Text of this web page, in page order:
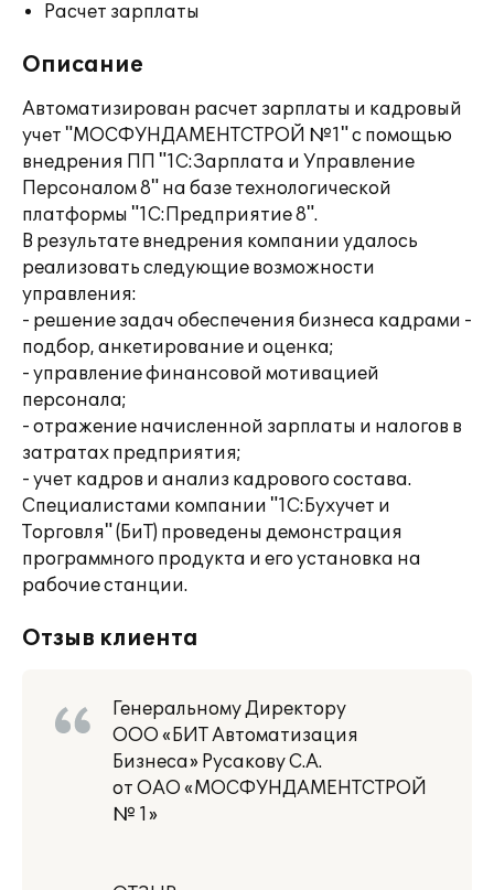
Расчет зарплаты
Описание
Автоматизирован расчет зарплаты и кадровый
учет "МОСФУНДАМЕНТСТРОЙ №1" с помощью
внедрения ПП "1С:Зарплата и Управление
Персоналом 8" на базе технологической
платформы "1С:Предприятие 8".
В результате внедрения компании удалось
реализовать следующие возможности
управления:
- решение задач обеспечения бизнеса кадрами -
подбор, анкетирование и оценка;
- управление финансовой мотивацией
персонала;
- отражение начисленной зарплаты и налогов в
затратах предприятия;
- учет кадров и анализ кадрового состава.
Специалистами компании "1С:Бухучет и
Торговля" (БиТ) проведены демонстрация
программного продукта и его установка на
рабочие станции.
Отзыв клиента
Генеральному Директору
ООО «БИТ Автоматизация
Бизнеса» Русакову С.А.
от ОАО «МОСФУНДАМЕНТСТРОЙ
№ 1»